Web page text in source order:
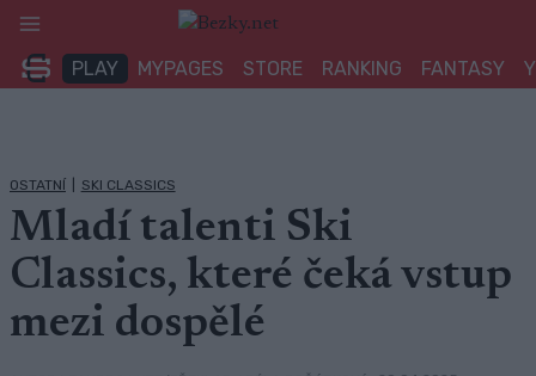
Přeskočit
obsah
PLAY MYPAGES STORE RANKING FANTASY
OSTATNÍ SKI CLASSICS
Mladí talenti Ski
Classics, které čeká vstup
mezi dospělé